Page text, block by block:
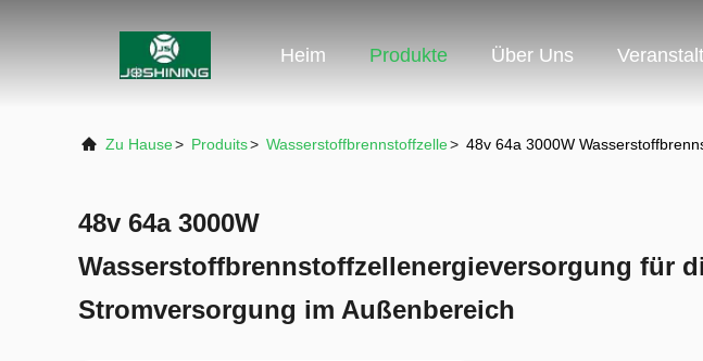
Heim Produkte Über Uns
Zu Hause> Produits> Wasserstoffbrennstoffzelle> 48v 64a 3000W
48v 64a 3000W
Wasserstoffbrennstoffzellenergieversorgung für
Stromversorgung im Außenbereich